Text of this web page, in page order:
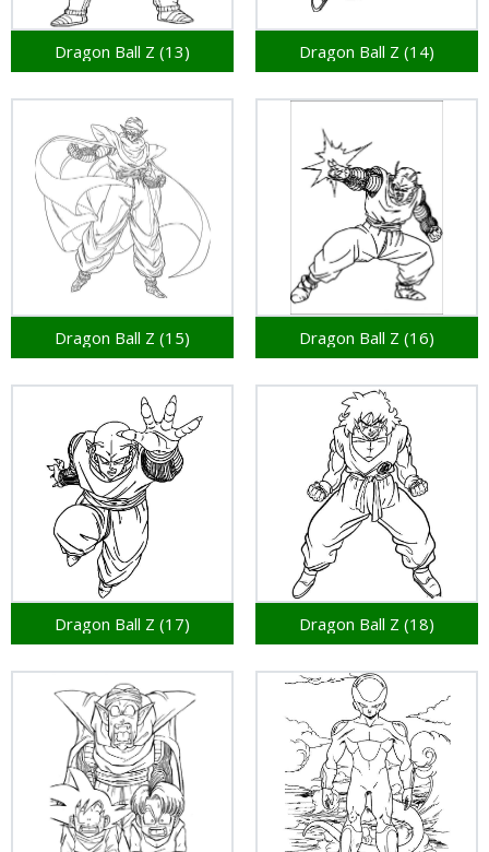
Dragon Ball Z (13) Dragon Ball Z (14)
Dragon Ball Z (15) Dragon Ball Z (16)
Dragon Ball Z (17) Dragon Ball Z (18)